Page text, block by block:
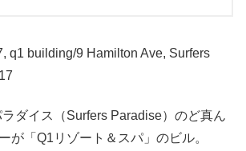
q1 building/9 Hamilton Ave, Surfers
ダイス（Surfers Paradise）のど真ん
が「Q1リゾート＆スパ」のビル。